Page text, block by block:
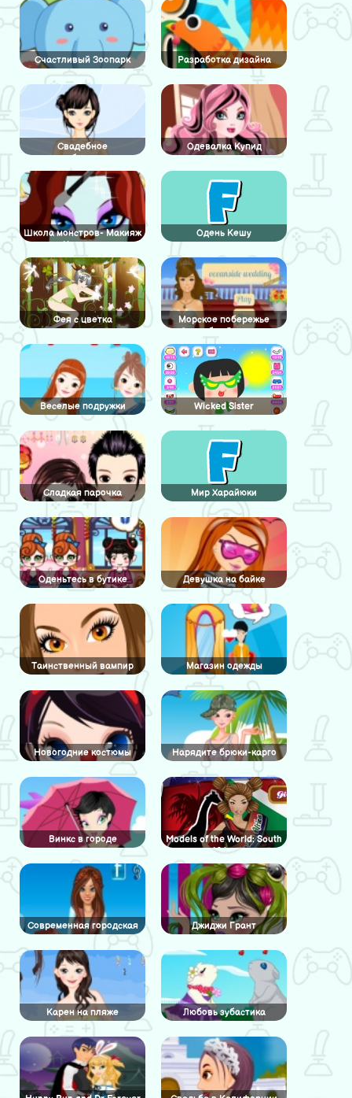
Счастливый Зоопарк
Разработка дизайна
индюшки
Свадебное
преображение
Одевалка Купид
Школа монстров- Макияж
Клавдин
Одень Кешу
Фея с цветка
Морское побережье
Свадебный макияж
Веселые подружки Wicked Sister
Сладкая парочка Мир Харайюки
Оденьтесь в бутике Девушка на байке
Таинственный вампир Магазин одежды
Новогодние костюмы Нарядите брюки-карго
Винкс в городе
Models of the World: South
Africa
Современная городская
девушка
Джиджи Грант
Карен на пляже Любовь зубастика